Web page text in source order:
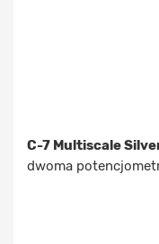
C-7 Multiscale
dwoma